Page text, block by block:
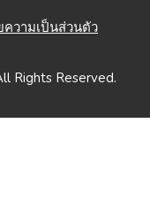
ความเป็นส่วนตัว
Rights Reserved.